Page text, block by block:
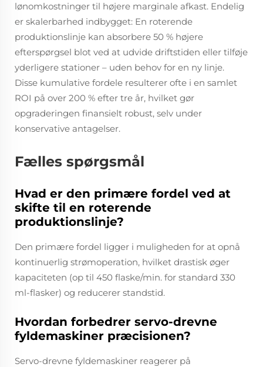
lønomkostninger til højere marginale afkast. Endelig
er skalerbarhed indbygget: En roterende
produktionslinje kan absorbere 50 % højere
efterspørgsel blot ved at udvide driftstiden eller tilføje
yderligere stationer – uden behov for en ny linje.
Disse kumulative fordele resulterer ofte i en samlet
ROI på over 200 % efter tre år, hvilket gør
opgraderingen finansielt robust, selv under
konservative antagelser.
Fælles spørgsmål
Hvad er den primære fordel ved at
skifte til en roterende
produktionslinje?
Den primære fordel ligger i muligheden for at opnå
kontinuerlig strømoperation, hvilket drastisk øger
kapaciteten (op til 450 flaske/min. for standard 330
ml-flasker) og reducerer standstid.
Hvordan forbedrer servo-drevne
fyldemaskiner præcisionen?
Servo-drevne fyldemaskiner reagerer på